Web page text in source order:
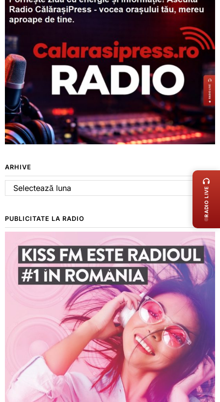
ARHIVE
Arhive
PUBLICITATE LA RADIO
RADIO LIVE